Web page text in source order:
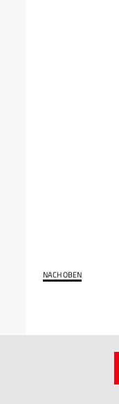
NACH OBEN